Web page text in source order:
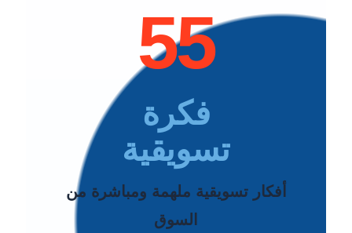
55
فكرة
تسويقية
أفكار تسويقية ملهمة ومباشرة من
السوق